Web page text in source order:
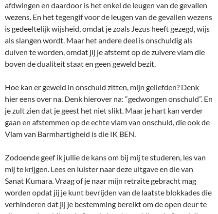
afdwingen en daardoor is het enkel de leugen van de gevallen
wezens. En het tegengif voor de leugen van de gevallen wezens
is gedeeltelijk wijsheid, omdat je zoals Jezus heeft gezegd, wijs
als slangen wordt. Maar het andere deel is onschuldig als
duiven te worden, omdat jij je afstemt op de zuivere vlam die
boven de dualiteit staat en geen geweld bezit.
Hoe kan er geweld in onschuld zitten, mijn geliefden? Denk
hier eens over na. Denk hierover na: “gedwongen onschuld”. En
je zult zien dat je geest het niet slikt. Maar je hart kan verder
gaan en afstemmen op de echte vlam van onschuld, die ook de
Vlam van Barmhartigheid is die IK BEN.
Zodoende geef ik jullie de kans om bij mij te studeren, les van
mij te krijgen. Lees en luister naar deze uitgave en die van
Sanat Kumara. Vraag of je naar mijn retraite gebracht mag
worden opdat jij je kunt bevrijden van de laatste blokkades die
verhinderen dat jij je bestemming bereikt om de open deur te